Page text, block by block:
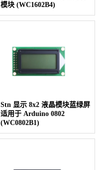
模块 (WC1602B4)
Stn 显示 8x2 液晶模块蓝绿屏
适用于 Arduino 0802
(WC0802B1)